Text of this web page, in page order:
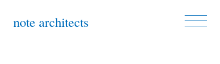
note architects